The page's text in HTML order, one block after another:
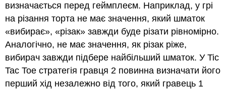
визначається перед геймплеєм. Наприклад, у грі
на різання торта не має значення, який шматок
«вибирає», «різак» завжди буде різати рівномірно.
Аналогічно, не має значення, як різак ріже,
вибирач завжди підбере найбільший шматок. У Tic
Tac Toe стратегія гравця 2 повинна визначати його
перший хід незалежно від того, який гравець 1